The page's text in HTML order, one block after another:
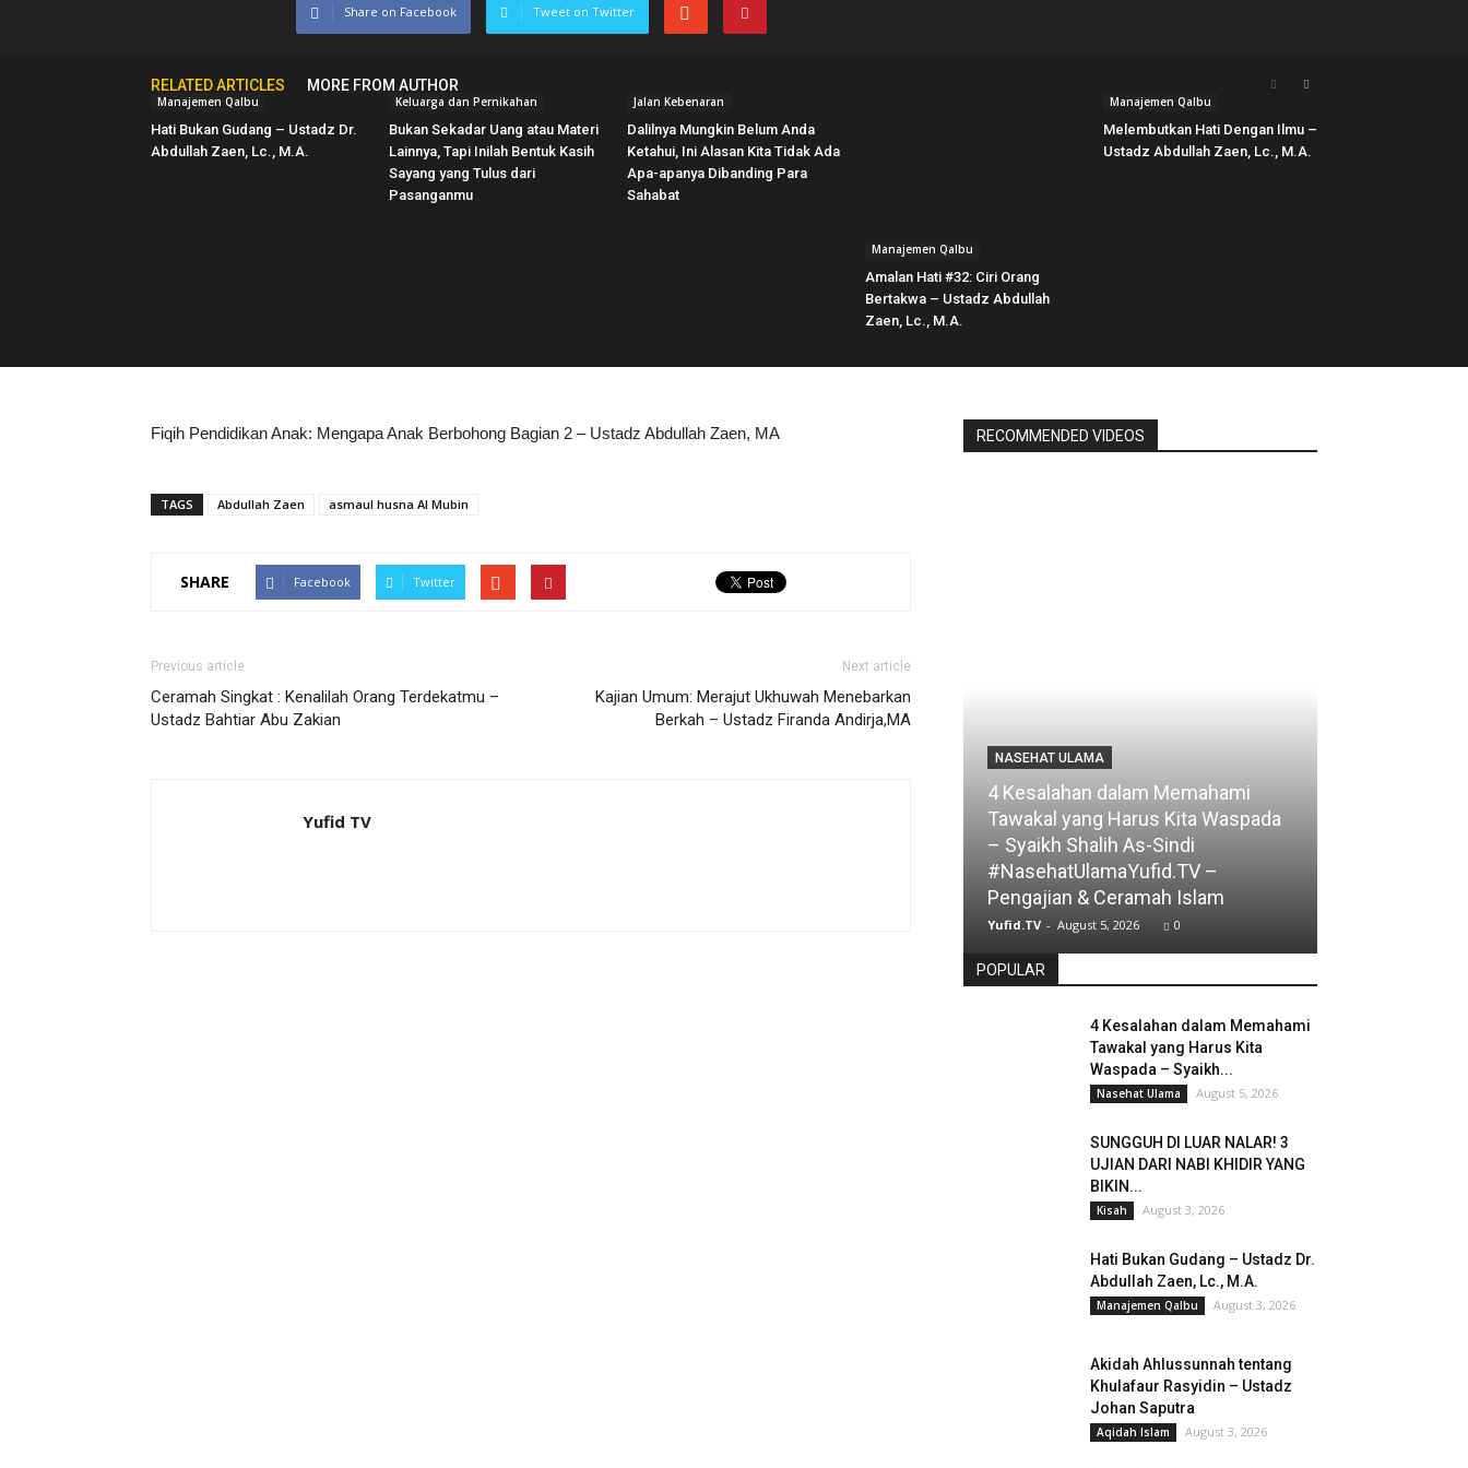
Share on Facebook Tweet on Twitter
RELATED ARTICLES MORE FROM AUTHOR
Manajemen Qalbu
Hati Bukan Gudang – Ustadz Dr.
Abdullah Zaen, Lc., M.A.
Keluarga dan Pernikahan
Bukan Sekadar Uang atau Materi
Lainnya, Tapi Inilah Bentuk Kasih
Sayang yang Tulus dari
Pasanganmu
Jalan Kebenaran
Dalilnya Mungkin Belum Anda
Ketahui, Ini Alasan Kita Tidak Ada
Apa-apanya Dibanding Para
Sahabat
Manajemen Qalbu
Amalan Hati #32: Ciri Orang
Bertakwa – Ustadz Abdullah
Zaen, Lc., M.A.
Manajemen Qalbu
Melembutkan Hati Dengan Ilmu –
Ustadz Abdullah Zaen, Lc., M.A.
Fiqih Pendidikan Anak: Mengapa Anak Berbohong Bagian 2 – Ustadz Abdullah Zaen, MA
TAGS Abdullah Zaen asmaul husna Al Mubin
SHARE Facebook Twitter
Previous article
Ceramah Singkat : Kenalilah Orang Terdekatmu –
Ustadz Bahtiar Abu Zakian
Next article
Kajian Umum: Merajut Ukhuwah Menebarkan
Berkah – Ustadz Firanda Andirja,MA
Yufid TV
RECOMMENDED VIDEOS
NASEHAT ULAMA
4 Kesalahan dalam Memahami
Tawakal yang Harus Kita Waspada
– Syaikh Shalih As-Sindi
#NasehatUlamaYufid.TV –
Pengajian & Ceramah Islam
Yufid.TV - August 5, 2026 0
POPULAR
4 Kesalahan dalam Memahami
Tawakal yang Harus Kita
Waspada – Syaikh...
Nasehat Ulama August 5, 2026
SUNGGUH DI LUAR NALAR! 3
UJIAN DARI NABI KHIDIR YANG
BIKIN...
Kisah August 3, 2026
Hati Bukan Gudang – Ustadz Dr.
Abdullah Zaen, Lc., M.A.
Manajemen Qalbu August 3, 2026
Akidah Ahlussunnah tentang
Khulafaur Rasyidin – Ustadz
Johan Saputra
Aqidah Islam August 3, 2026